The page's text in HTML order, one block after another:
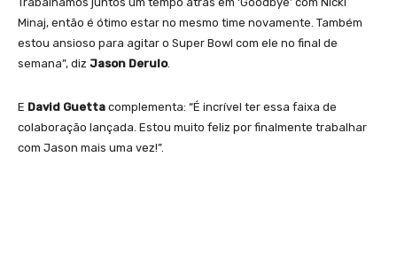
Minaj, então é ótimo estar no mesmo time novamente. Também
estou ansioso para agitar o Super Bowl com ele no final de
semana”, diz Jason Derulo.
E David Guetta complementa: “É incrível ter essa faixa de
colaboração lançada. Estou muito feliz por finalmente trabalhar
com Jason mais uma vez!”.